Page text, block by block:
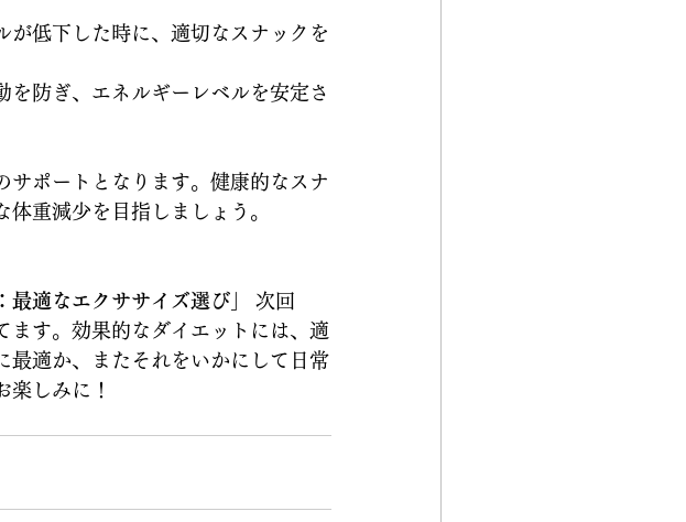
が低下した時に、適切なスナックを
防ぎ、エネルギーレベルを安定さ
サポートとなります。健康的なスナ
重減少を目指しましょう。
適なエクササイズ選び」
次回
ます。効果的なダイエットには、適
最適か、またそれをいかにして日常
しみに！